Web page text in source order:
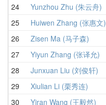
24 Yunzhou Zhu (朱云舟)
25 Huiwen Zhang (张惠文)
26 Zisen Ma (马子森)
27 Yiyun Zhang (张译允)
28 Junxuan Liu (刘俊轩)
29 Xiulian Li (栗秀连)
30 Yiran Wang (王毅然)